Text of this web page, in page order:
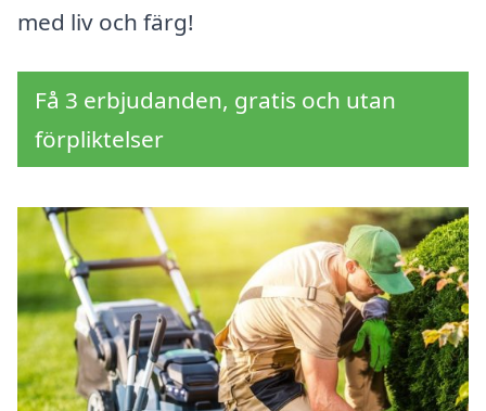
med liv och färg!
Få 3 erbjudanden, gratis och utan
förpliktelser